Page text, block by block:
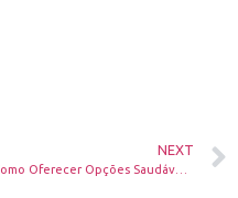
NEXT
Como Oferecer Opções Saudáveis em Rotisseries e Delicatessen